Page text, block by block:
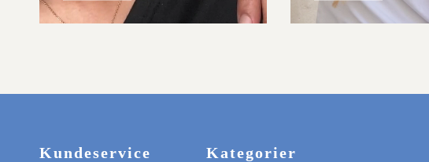
Kundeservice Kategorier